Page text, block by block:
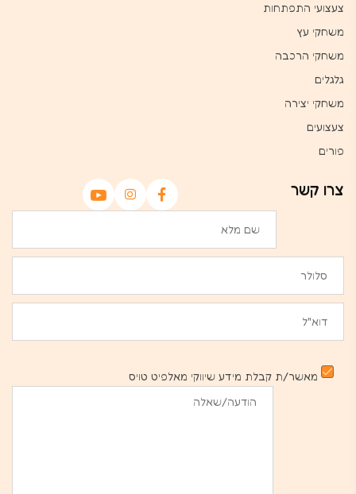
צעצועי התפתחות
משחקי עץ
משחקי הרכבה
גלגלים
משחקי יצירה
צעצועים
פורים
צרו קשר
מאשר/ת קבלת מידע שיווקי מאלפיט טויס